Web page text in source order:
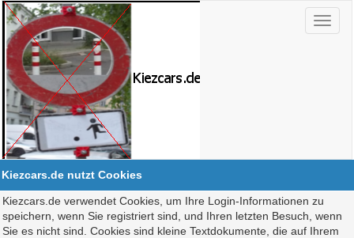
Kiezcars.de nutzt Cookies
Kiezcars.de verwendet Cookies, um Ihre Login-Informationen zu
speichern, wenn Sie registriert sind, und Ihren letzten Besuch, wenn
Sie es nicht sind. Cookies sind kleine Textdokumente, die auf Ihrem